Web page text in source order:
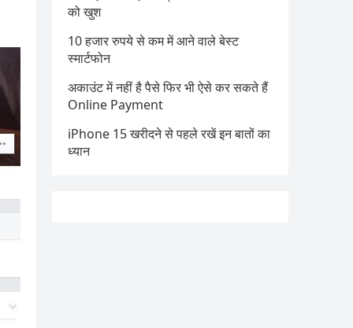
को खुश
10 हजार रुपये से कम में आने वाले बेस्ट
स्मार्टफोन
अकाउंट में नहीं है पैसे फिर भी ऐसे कर सकते हैं
Online Payment
iPhone 15 खरीदने से पहले रखें इन बातों का
ध्यान